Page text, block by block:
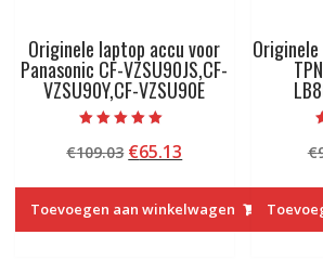
Originele laptop accu voor
Panasonic CF-VZSU90JS,CF-
VZSU90Y,CF-VZSU90E
5.00
van 5
€109.03 Oorspronkelijke
was:
€109.03.
€65.13
is:
€65.13.
Toevoegen aan winkelwagen
€